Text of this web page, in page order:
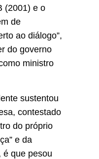
(2001) e o
de
ao diálogo”,
do governo
ministro
sustentou
contestado
do próprio
e da
é que pesou